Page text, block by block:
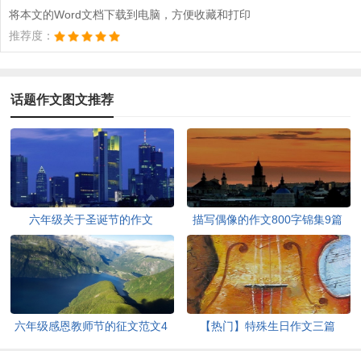
将本文的Word文档下载到电脑，方便收藏和打印
推荐度：
话题作文图文推荐
六年级关于圣诞节的作文 描写偶像的作文800字锦集9篇
六年级感恩教师节的征文范文4
【热门】特殊生日作文三篇